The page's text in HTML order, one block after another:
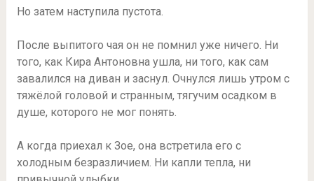
Но затем наступила пустота.
После выпитого чая он не помнил уже ничего. Ни
того, как Кира Антоновна ушла, ни того, как сам
завалился на диван и заснул. Очнулся лишь утром с
тяжёлой головой и странным, тягучим осадком в
душе, которого не мог понять.
А когда приехал к Зое, она встретила его с
холодным безразличием. Ни капли тепла, ни